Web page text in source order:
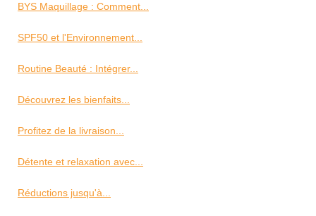
BYS Maquillage : Comment...
SPF50 et l'Environnement...
Routine Beauté : Intégrer...
Découvrez les bienfaits...
Profitez de la livraison...
Détente et relaxation avec...
Réductions jusqu'à...